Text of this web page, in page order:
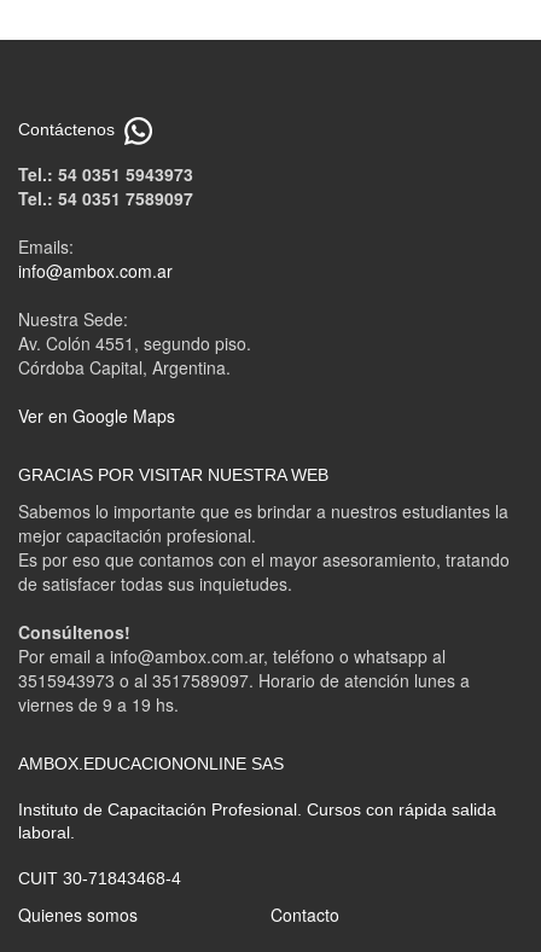
Contáctenos
Tel.: 54 0351 5943973
Tel.: 54 0351 7589097
Emails:
info@ambox.com.ar
Nuestra Sede:
Av. Colón 4551, segundo piso.
Córdoba Capital, Argentina.
Ver en Google Maps
GRACIAS POR VISITAR NUESTRA WEB
Sabemos lo importante que es brindar a nuestros estudiantes la
mejor capacitación profesional.
Es por eso que contamos con el mayor asesoramiento, tratando
de satisfacer todas sus inquietudes.
Consúltenos!
Por email a info@ambox.com.ar, teléfono o whatsapp al
3515943973 o al 3517589097. Horario de atención lunes a
viernes de 9 a 19 hs.
AMBOX.EDUCACIONONLINE SAS
Instituto de Capacitación Profesional. Cursos con rápida salida
laboral.
CUIT 30-71843468-4
Quienes somos Contacto